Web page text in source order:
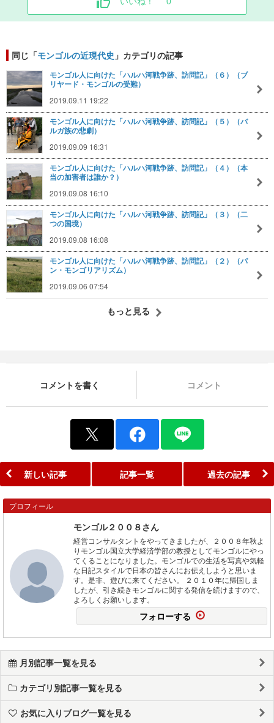
同じ「モンゴルの近現代史 」カテゴリの記事
モンゴル人に向けた「ハルハ河戦争跡、訪問記」（６）（ブ
リヤード・モンゴルの受難）
2019.09.11 19:22
モンゴル人に向けた「ハルハ河戦争跡、訪問記」（５）（バ
ルガ族の悲劇）
2019.09.09 16:31
モンゴル人に向けた「ハルハ河戦争跡、訪問記」（４）（本
当の加害者は誰か？）
2019.09.08 16:10
モンゴル人に向けた「ハルハ河戦争跡、訪問記」（３）（二
つの国境）
2019.09.08 16:08
モンゴル人に向けた「ハルハ河戦争跡、訪問記」（２）（パ
ン・モンゴリアリズム）
2019.09.06 07:54
もっと見る
コメントを書く コメント
新しい記事 記事一覧 過去の記事
プロフィール
モンゴル２００８さん
経営コンサルタントをやってきましたが、２００８年秋よ
りモンゴル国立大学経済学部の教授としてモンゴルにやっ
てくることになりました。モンゴルでの生活を写真や気軽
な日記スタイルで日本の皆さんにお伝えしようと思いま
す。是非、遊びに来てください。 ２０１０年に帰国しま
したが、引き続きモンゴルに関する発信を続けますので、
よろしくお願いします。
フォローする
月別記事一覧を見る
カテゴリ別記事一覧を見る
お気に入りブログ一覧を見る